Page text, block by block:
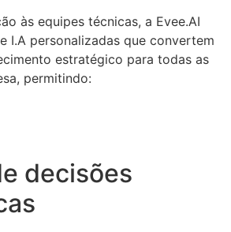
às equipes técnicas, a Evee.AI
I.A personalizadas que convertem
estratégico para todas as
permitindo:
decisões